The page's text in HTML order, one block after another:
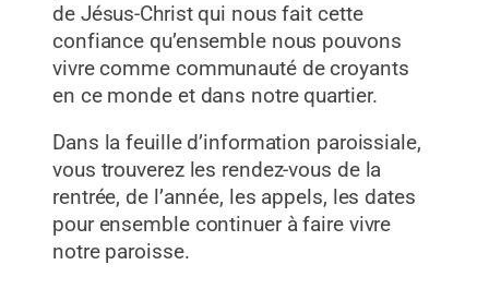
de Jésus-Christ qui nous fait cette
confiance qu’ensemble nous pouvons
vivre comme communauté de croyants
en ce monde et dans notre quartier.
Dans la feuille d’information paroissiale,
vous trouverez les rendez-vous de la
rentrée, de l’année, les appels, les dates
pour ensemble continuer à faire vivre
notre paroisse.